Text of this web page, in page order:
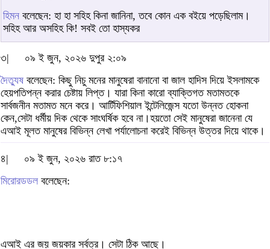
হিমন বলেছেন: হা হা সহিহ কিনা জানিনা, তবে কোন এক বইয়ে পড়েছিলাম।
সহিহ আর অসহিহ কি! সবই তো হাস্যকর
৩|
০৯ ই জুন, ২০২৬ দুপুর ২:০৯
দৈত্যুষ বলেছেন: কিছু নিচু মনের মানুষেরা বানানো বা জাল হাদিস দিয়ে ইসলামকে
হেয়পতিপন্ন করার চেষ্টায় লিপ্ত। যারা কিনা কারো ব্যাক্তিগত মতামতকে
সার্বজনীন মতামত মনে করে। আর্টিফিশিয়াল ইন্টেলিজেন্স যতো উন্নত হোকনা
কেন,সেটা ধর্মীয় দিক থেকে সাংঘর্ষিক হবে না।হয়তো সেই মানুষেরা জানেনা যে
এআই মূলত মানুষের বিভিন্ন লেখা পর্যালোচনা করেই বিভিন্ন উত্তর দিয়ে থাকে।
৪|
০৯ ই জুন, ২০২৬ রাত ৮:১৭
মিরোরডডল বলেছেন:
এআই এর জয় জয়কার সর্বত্র। সেটা ঠিক আছে।